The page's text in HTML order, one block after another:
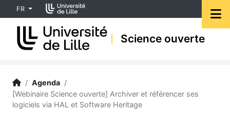
Accéder au menu principal
Accéder au contenu
FR
Science ouverte
Science ouverte | Université de Lille
Accueil
/ Agenda /
[Webinaire Science ouverte] Archiver et référencer ses
logiciels via HAL et Software Heritage